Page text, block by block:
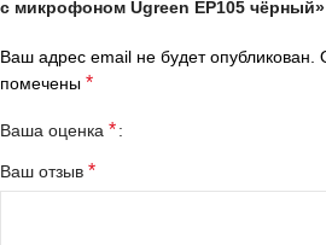
с микрофоном Ugreen EP105 чёрный»
Ваш адрес email не будет опубликован.
помечены *
Ваша оценка *
Ваш отзыв *